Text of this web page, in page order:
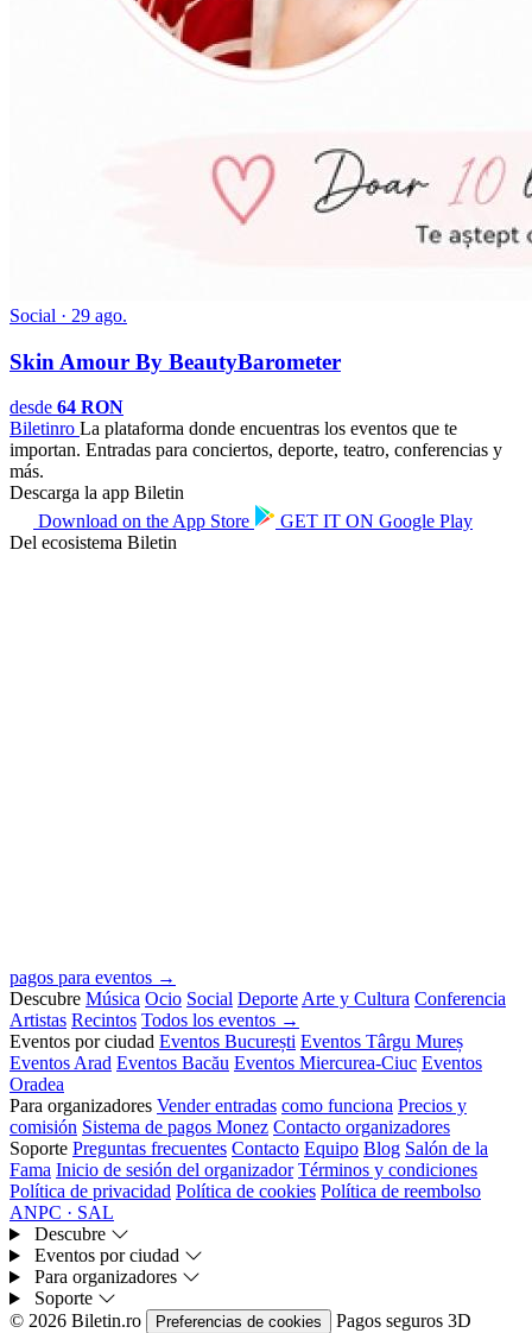
Social · 29 ago.
Skin Amour By BeautyBarometer
desde 64 RON
Biletinro La plataforma donde encuentras los eventos que te
importan. Entradas para conciertos, deporte, teatro, conferencias y
más.
Descarga la app Biletin
Download on the App Store GET IT ON Google Play
Del ecosistema Biletin
pagos para eventos →
Descubre Música Ocio Social Deporte Arte y Cultura Conferencia
Artistas Recintos Todos los eventos →
Eventos por ciudad Eventos București Eventos Târgu Mureș
Eventos Arad Eventos Bacău Eventos Miercurea-Ciuc Eventos
Oradea
Para organizadores Vender entradas como funciona Precios y
comisión Sistema de pagos Monez Contacto organizadores
Soporte Preguntas frecuentes Contacto Equipo Blog Salón de la
Fama Inicio de sesión del organizador Términos y condiciones
Política de privacidad Política de cookies Política de reembolso
ANPC · SAL
Descubre
Eventos por ciudad
Para organizadores
Soporte
© 2026 Biletin.ro
Preferencias de cookies Pagos seguros 3D